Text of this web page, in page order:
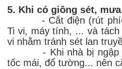
5. Khi có giông sét,
- Cắt điện (rút phích
Ti vi, máy tính, ... và
vi nhằm tránh sét lan
- Khi nhà bị ngập
tốc mái, đổ tường... nên